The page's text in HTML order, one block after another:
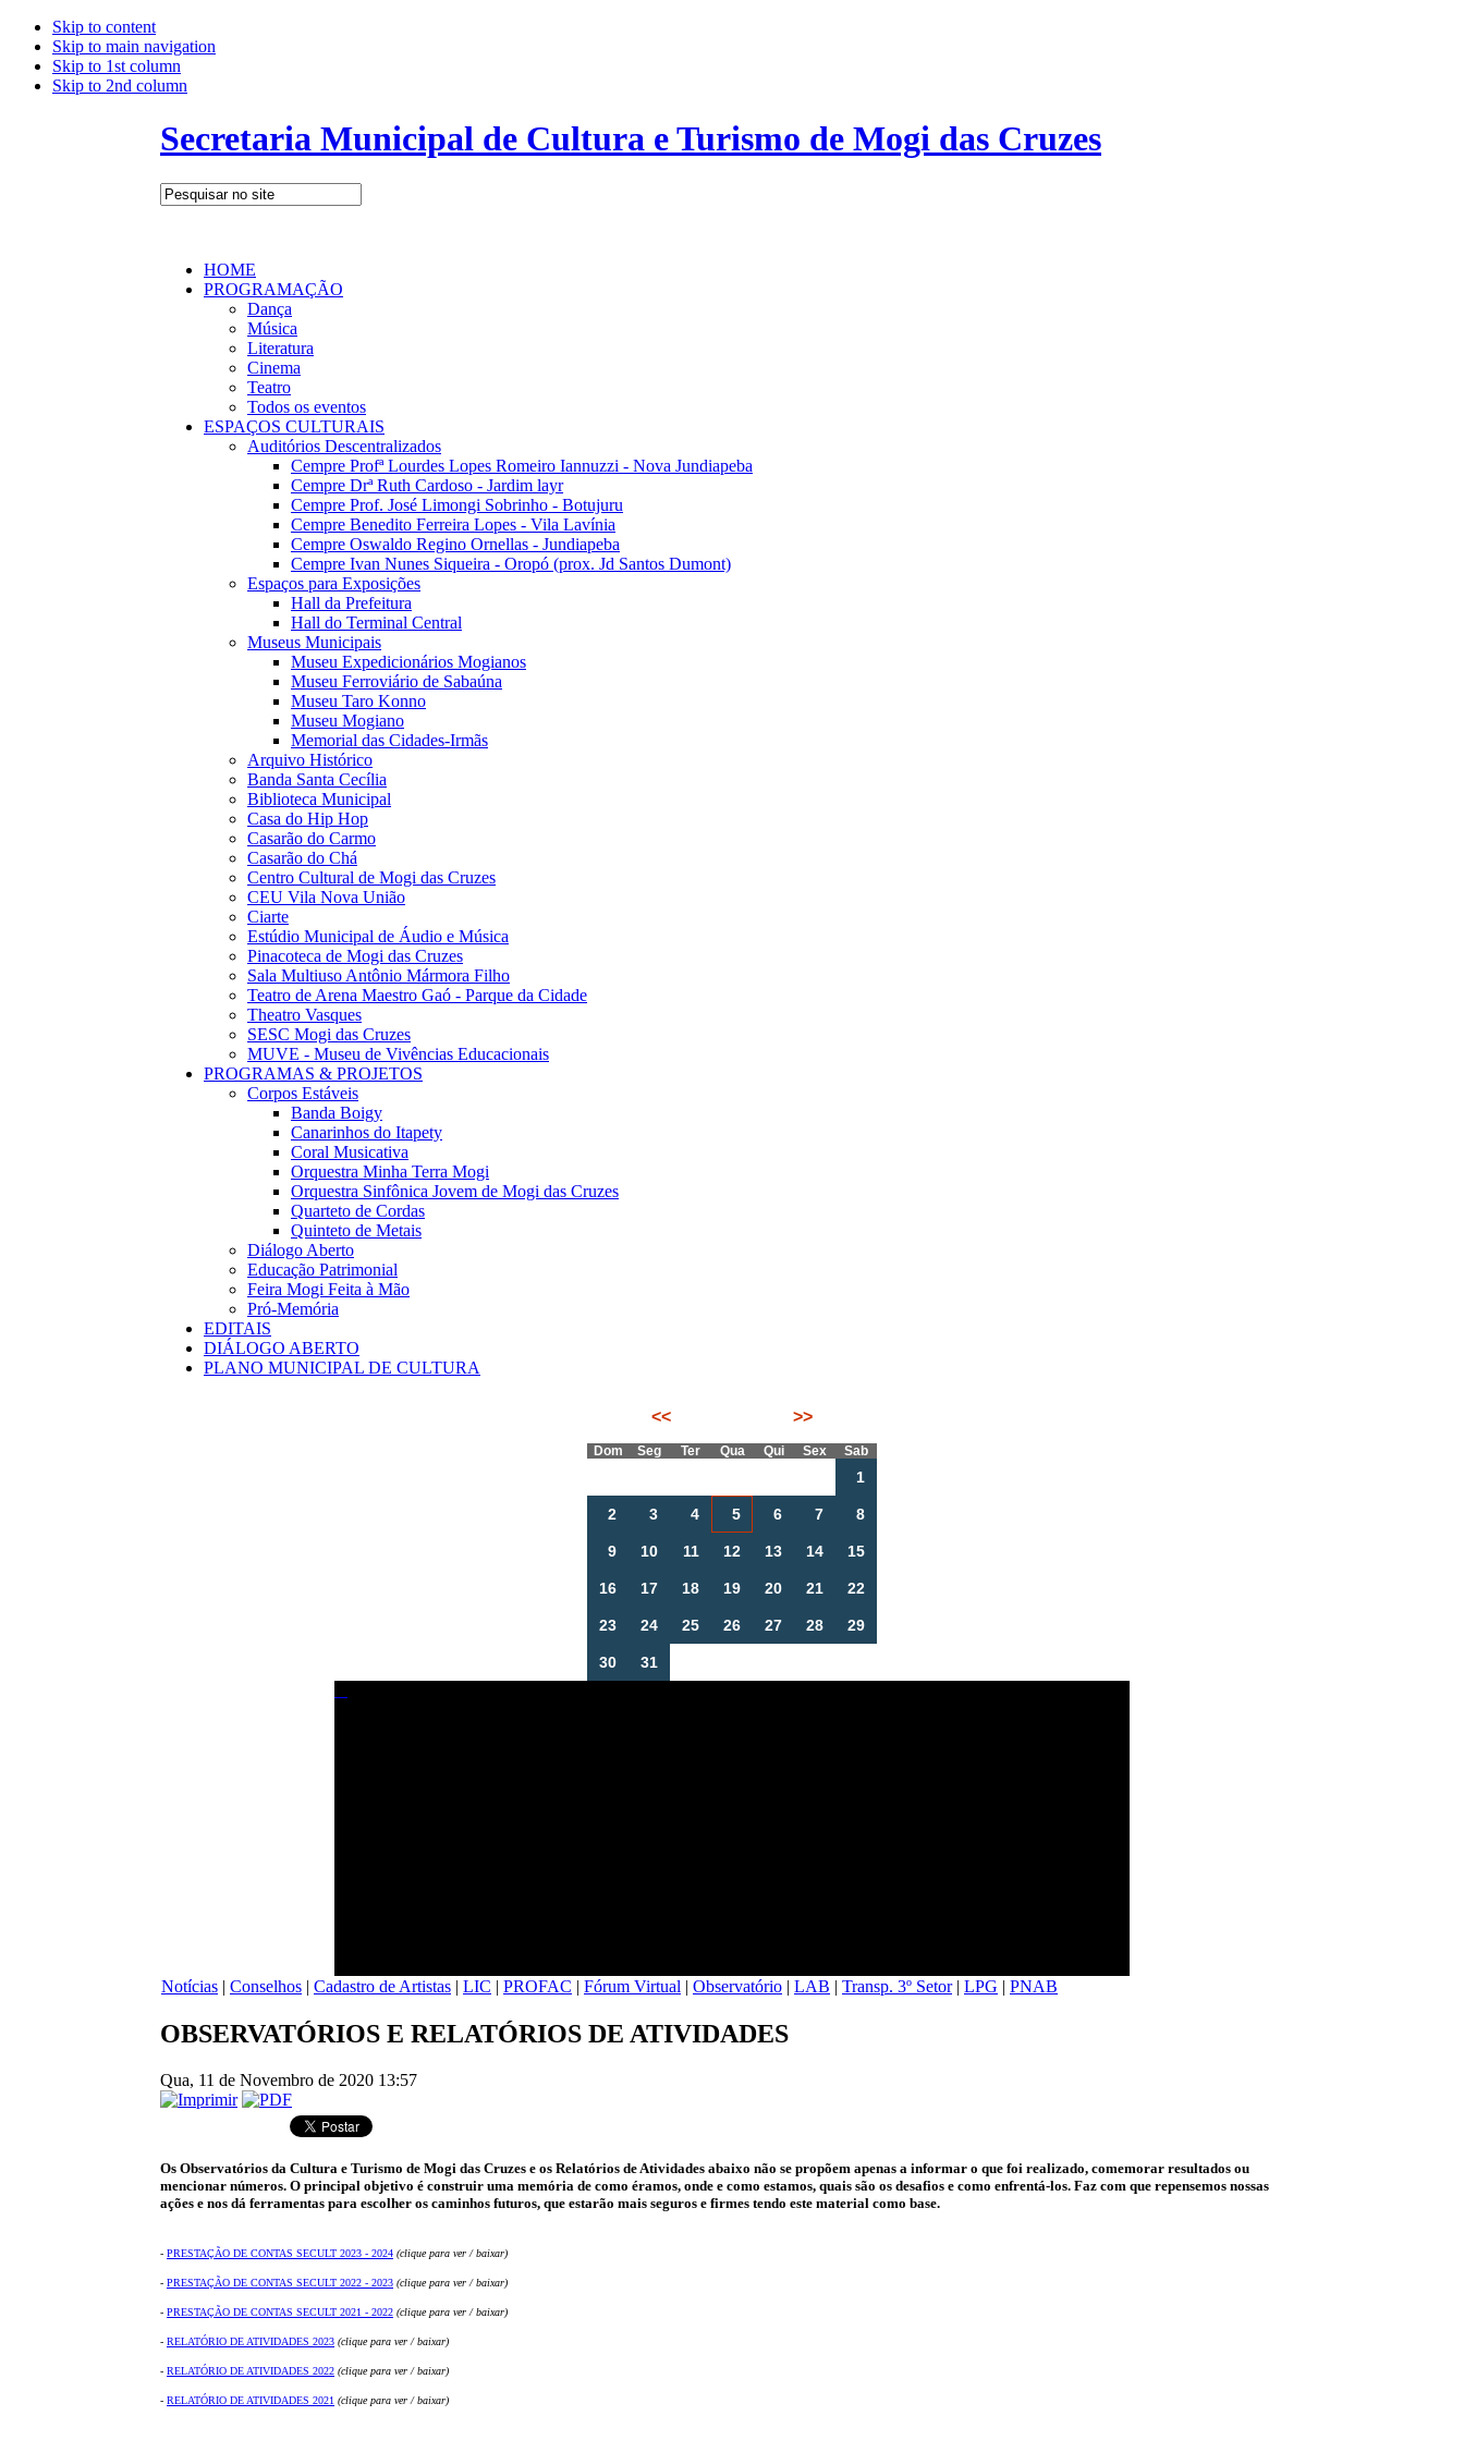
Skip to content
Skip to main navigation
Skip to 1st column
Skip to 2nd column
Secretaria Municipal de Cultura e Turismo de Mogi das Cruzes
HOME
PROGRAMAÇÃO
Dança
Música
Literatura
Cinema
Teatro
Todos os eventos
ESPAÇOS CULTURAIS
Auditórios Descentralizados
Cempre Profª Lourdes Lopes Romeiro Iannuzzi - Nova Jundiapeba
Cempre Drª Ruth Cardoso - Jardim layr
Cempre Prof. José Limongi Sobrinho - Botujuru
Cempre Benedito Ferreira Lopes - Vila Lavínia
Cempre Oswaldo Regino Ornellas - Jundiapeba
Cempre Ivan Nunes Siqueira - Oropó (prox. Jd Santos Dumont)
Espaços para Exposições
Hall da Prefeitura
Hall do Terminal Central
Museus Municipais
Museu Expedicionários Mogianos
Museu Ferroviário de Sabaúna
Museu Taro Konno
Museu Mogiano
Memorial das Cidades-Irmãs
Arquivo Histórico
Banda Santa Cecília
Biblioteca Municipal
Casa do Hip Hop
Casarão do Carmo
Casarão do Chá
Centro Cultural de Mogi das Cruzes
CEU Vila Nova União
Ciarte
Estúdio Municipal de Áudio e Música
Pinacoteca de Mogi das Cruzes
Sala Multiuso Antônio Mármora Filho
Teatro de Arena Maestro Gaó - Parque da Cidade
Theatro Vasques
SESC Mogi das Cruzes
MUVE - Museu de Vivências Educacionais
PROGRAMAS & PROJETOS
Corpos Estáveis
Banda Boigy
Canarinhos do Itapety
Coral Musicativa
Orquestra Minha Terra Mogi
Orquestra Sinfônica Jovem de Mogi das Cruzes
Quarteto de Cordas
Quinteto de Metais
Diálogo Aberto
Educação Patrimonial
Feira Mogi Feita à Mão
Pró-Memória
EDITAIS
DIÁLOGO ABERTO
PLANO MUNICIPAL DE CULTURA
<< >>
Dom Seg Ter Qua Qui Sex Sab
1
2 3 4 5 6 7 8
9 10 11 12 13 14 15
16 17 18 19 20 21 22
23 24 25 26 27 28 29
30 31
Notícias | Conselhos | Cadastro de Artistas | LIC | PROFAC | Fórum Virtual | Observatório | LAB | Transp. 3º Setor| LPG | PNAB
OBSERVATÓRIOS E RELATÓRIOS DE ATIVIDADES
Qua, 11 de Novembro de 2020 13:57
Os Observatórios da Cultura e Turismo de Mogi das Cruzes e os Relatórios de Atividades abaixo não se propõem apenas a informar o que foi realizado, comemorar resultados ou
mencionar números. O principal objetivo é construir uma memória de como éramos, onde e como estamos, quais são os desafios e como enfrentá-los. Faz com que repensemos nossas
ações e nos dá ferramentas para escolher os caminhos futuros, que estarão mais seguros e firmes tendo este material como base.
- PRESTAÇÃO DE CONTAS SECULT 2023 - 2024 (clique para ver / baixar)
- PRESTAÇÃO DE CONTAS SECULT 2022 - 2023 (clique para ver / baixar)
- PRESTAÇÃO DE CONTAS SECULT 2021 - 2022 (clique para ver / baixar)
- RELATÓRIO DE ATIVIDADES 2023 (clique para ver / baixar)
- RELATÓRIO DE ATIVIDADES 2022 (clique para ver / baixar)
- RELATÓRIO DE ATIVIDADES 2021 (clique para ver / baixar)